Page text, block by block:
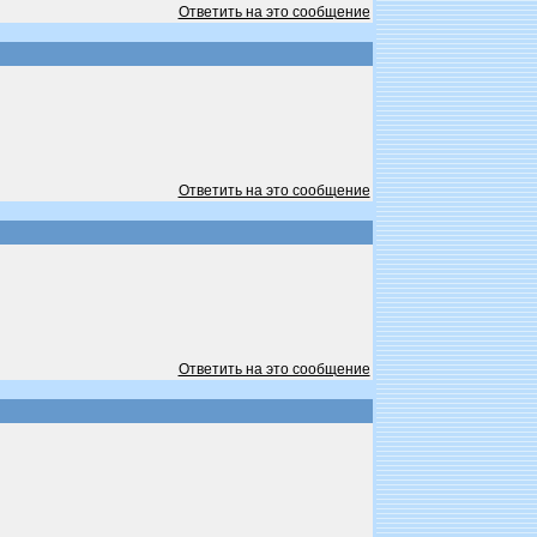
Ответить на это сообщение
Ответить на это сообщение
Ответить на это сообщение